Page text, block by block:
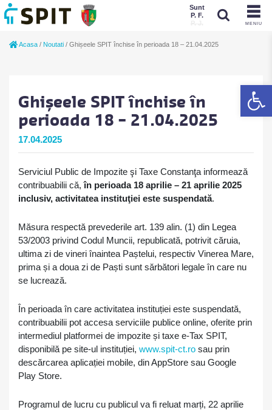
MENIU
Sunt
P. F.
P. J.
Acasa / Noutati / Ghișeele SPIT închise în perioada 18 – 21.04.2025
Ghișeele SPIT închise în
perioada 18 – 21.04.2025
17.04.2025
Serviciul Public de Impozite şi Taxe Constanţa informează
contribuabilii că,în perioada 18 aprilie – 21 aprilie 2025
inclusiv, activitatea instituţiei este suspendată.
Măsura respectă prevederile art. 139 alin. (1) din Legea
53/2003 privind Codul Muncii, republicată, potrivit căruia,
ultima zi de vineri înaintea Paștelui, respectiv Vinerea Mare,
prima și a doua zi de Paști sunt sărbători legale în care nu
se lucrează.
În perioada în care activitatea instituției este suspendată,
contribuabilii pot accesa serviciile publice online, oferite prin
intermediul platformei de impozite și taxe e-Tax SPIT,
disponibilă pe site-ul instituției, www.spit-ct.ro sau prin
descărcarea aplicației mobile, din AppStore sau Google
Play Store.
Programul de lucru cu publicul va fi reluat marți, 22 aprilie